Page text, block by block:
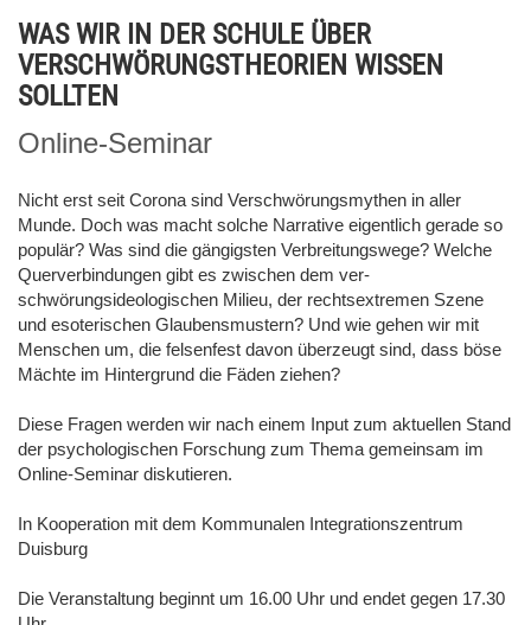
WAS WIR IN DER SCHULE ÜBER
VERSCHWÖRUNGSTHEORIEN WISSEN
SOLLTEN
Online-Seminar
Nicht erst seit Corona sind Verschwörungsmythen in aller
Munde. Doch was macht solche Narrative eigentlich gerade so
populär? Was sind die gängigsten Verbreitungswege? Welche
Querverbindungen gibt es zwischen dem ver­
schwörungsideologischen Milieu, der rechtsextremen Szene
und esoterischen Glaubensmustern? Und wie gehen wir mit
Menschen um, die felsenfest davon überzeugt sind, dass böse
Mächte im Hintergrund die Fäden ziehen?
Diese Fragen werden wir nach einem Input zum aktuellen Stand
der psychologischen Forschung zum Thema gemeinsam im
Online-Seminar diskutieren.
In Kooperation mit dem Kommunalen Integrationszentrum
Duisburg
Die Veranstaltung beginnt um 16.00 Uhr und endet gegen 17.30